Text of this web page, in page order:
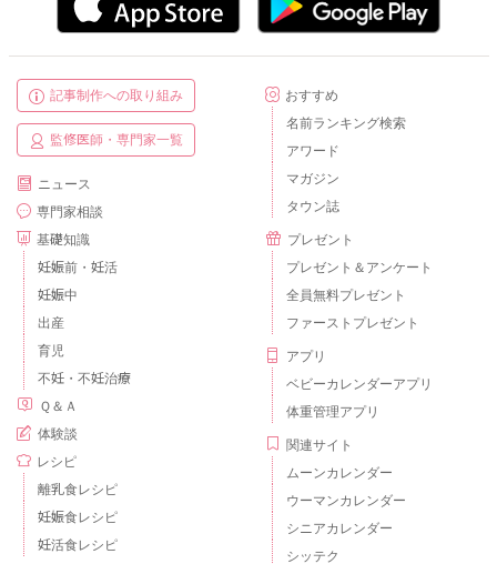
記事制作への取り組み
監修医師・専門家一覧
ニュース
専門家相談
基礎知識
妊娠前・妊活
妊娠中
出産
育児
不妊・不妊治療
Ｑ＆Ａ
体験談
レシピ
離乳食レシピ
妊娠食レシピ
妊活食レシピ
おすすめ
名前ランキング検索
アワード
マガジン
タウン誌
プレゼント
プレゼント＆アンケート
全員無料プレゼント
ファーストプレゼント
アプリ
ベビーカレンダーアプリ
体重管理アプリ
関連サイト
ムーンカレンダー
ウーマンカレンダー
シニアカレンダー
シッテク